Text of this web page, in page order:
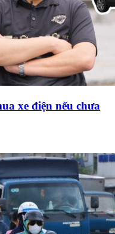
xe điện nếu chưa